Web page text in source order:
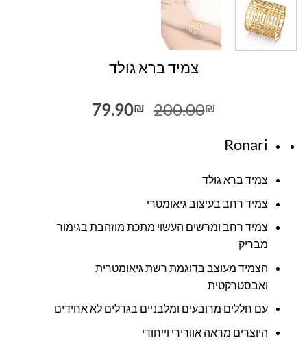
צמיד ברא גולד
200.00₪
המחיר
79.90₪
המחיר
Ronari
צמיד ברא גולד
צמיד רחב בעיצוב גיאומטרי
צמיד רחב ומרשים העשוי מתכת מוזהבת בגימור
מבריק
הצמיד מעוצב בדוגמת רשת גיאומטרית
ואבסטרקטית
עם חללים מרובעים ומלבניים בגדלים לא אחידים
היוצרים מראה אוורירי וייחודי